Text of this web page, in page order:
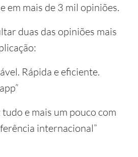
em mais de 3 mil opiniões.
duas das opiniões mais
Rápida e eficiente.
tudo e mais um pouco com
internacional”